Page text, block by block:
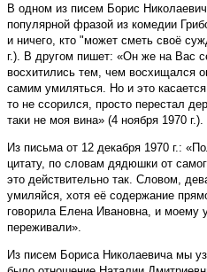
В одном из писем Борис Николаевич
популярной фразой из комедии
и ничего, кто "может сметь своё
г.). В другом пишет: «Он же на Вас
восхитились тем, чем восхищался
самим умиляться. Но и это
то не ссорился, просто перестал
таки не моя вина» (4 ноября 1970 г.).
Из письма от 12 декабря 1970 г.:
цитату, по словам дядюшки от
это действительно так. Словом,
умиляйся, хотя её содержание
говорила Елена Ивановна, и
переживали».
Из писем Бориса Николаевича мы